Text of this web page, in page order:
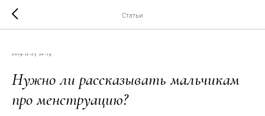
Статьи
2019-12-23 20:19
Нужно ли рассказывать мальчикам
про менструацию?